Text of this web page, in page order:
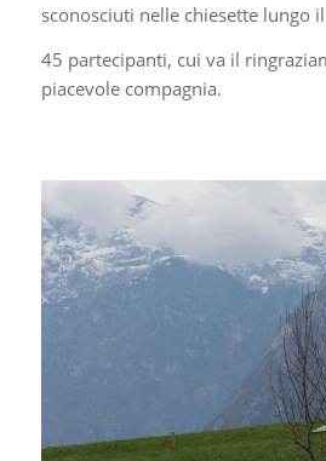
sconosciuti nelle chiesette lungo
45 partecipanti, cui va il
piacevole compagnia.